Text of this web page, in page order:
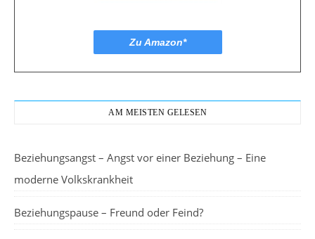
Zu Amazon*
AM MEISTEN GELESEN
Beziehungsangst – Angst vor einer Beziehung – Eine
moderne Volkskrankheit
Beziehungspause – Freund oder Feind?